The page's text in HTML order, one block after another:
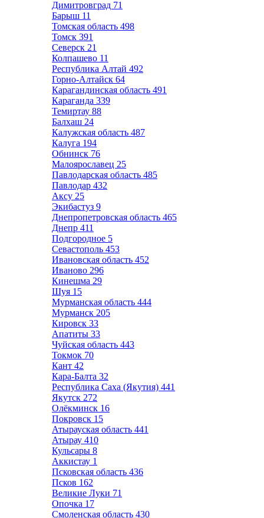
Димитровград 71
Барыш 11
Томская область 498
Томск 391
Северск 21
Колпашево 11
Республика Алтай 492
Горно-Алтайск 64
Карагандинская область 491
Караганда 339
Темиртау 88
Балхаш 24
Калужская область 487
Калуга 194
Обнинск 76
Малоярославец 25
Павлодарская область 485
Павлодар 432
Аксу 25
Экибастуз 9
Днепропетровская область 465
Днепр 411
Подгородное 5
Севастополь 453
Ивановская область 452
Иваново 296
Кинешма 29
Шуя 15
Мурманская область 444
Мурманск 205
Кировск 33
Апатиты 33
Чуйская область 443
Токмок 70
Кант 42
Кара-Балта 32
Республика Саха (Якутия) 441
Якутск 272
Олёкминск 16
Покровск 15
Атырауская область 441
Атырау 410
Кульсары 8
Аккистау 1
Псковская область 436
Псков 162
Великие Луки 71
Опочка 17
Смоленская область 430